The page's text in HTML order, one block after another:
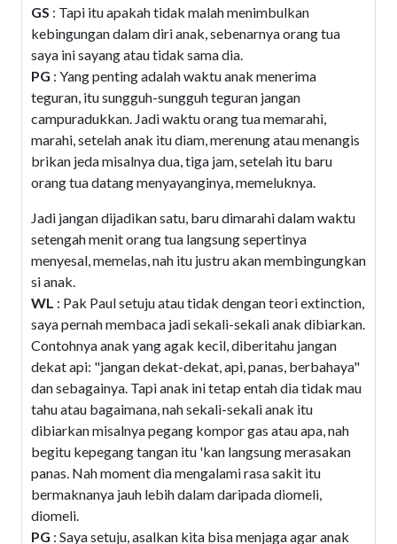
GS : Tapi itu apakah tidak malah menimbulkan
kebingungan dalam diri anak, sebenarnya orang tua
saya ini sayang atau tidak sama dia.
PG : Yang penting adalah waktu anak menerima
teguran, itu sungguh-sungguh teguran jangan
campuradukkan. Jadi waktu orang tua memarahi,
marahi, setelah anak itu diam, merenung atau menangis
brikan jeda misalnya dua, tiga jam, setelah itu baru
orang tua datang menyayanginya, memeluknya.
Jadi jangan dijadikan satu, baru dimarahi dalam waktu
setengah menit orang tua langsung sepertinya
menyesal, memelas, nah itu justru akan membingungkan
si anak.
WL : Pak Paul setuju atau tidak dengan teori extinction,
saya pernah membaca jadi sekali-sekali anak dibiarkan.
Contohnya anak yang agak kecil, diberitahu jangan
dekat api: "jangan dekat-dekat, api, panas, berbahaya"
dan sebagainya. Tapi anak ini tetap entah dia tidak mau
tahu atau bagaimana, nah sekali-sekali anak itu
dibiarkan misalnya pegang kompor gas atau apa, nah
begitu kepegang tangan itu 'kan langsung merasakan
panas. Nah moment dia mengalami rasa sakit itu
bermaknanya jauh lebih dalam daripada diomeli,
diomeli.
PG : Saya setuju, asalkan kita bisa menjaga agar anak